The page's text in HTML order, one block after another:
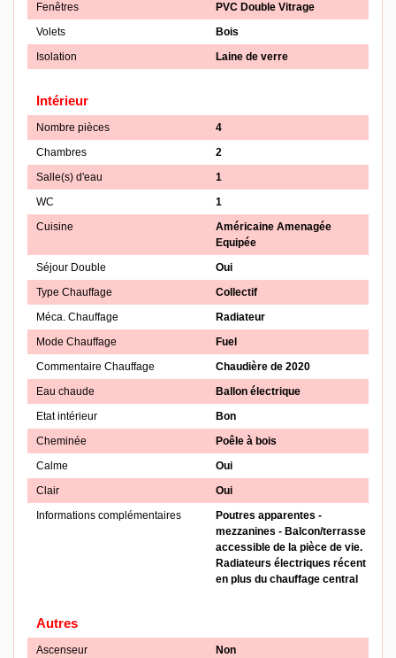
Fenêtres
PVC Double Vitrage
Volets
Bois
Isolation
Laine de verre
Intérieur
Nombre pièces
4
Chambres
2
Salle(s) d'eau
1
WC
1
Cuisine
Américaine Amenagée
Equipée
Séjour Double
Oui
Type Chauffage
Collectif
Méca. Chauffage
Radiateur
Mode Chauffage
Fuel
Commentaire Chauffage
Chaudière de 2020
Eau chaude
Ballon électrique
Etat intérieur
Bon
Cheminée
Poêle à bois
Calme
Oui
Clair
Oui
Informations complémentaires
Poutres apparentes -
mezzanines - Balcon/terrasse
accessible de la pièce de vie.
Radiateurs électriques récent
en plus du chauffage central
Autres
Ascenseur
Non